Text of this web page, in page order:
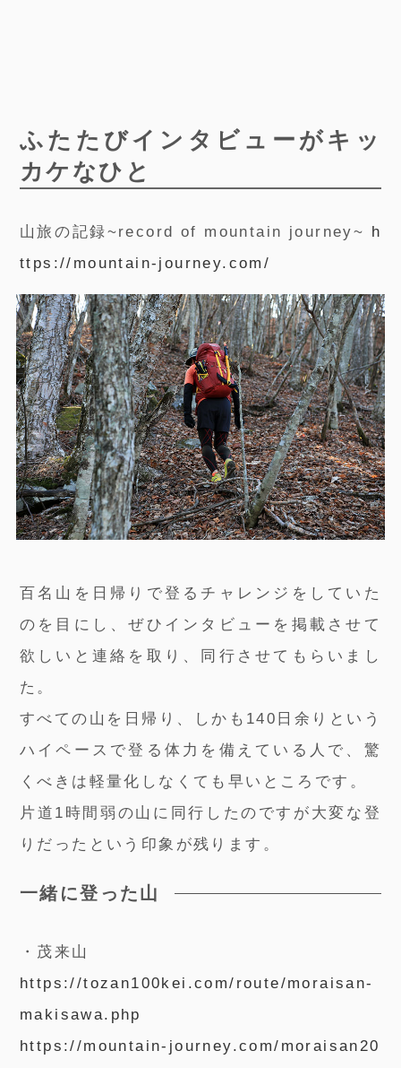
ふたたびインタビューがキッ
カケなひと
山旅の記録~record of mountain journey~ h
ttps://mountain-journey.com/
百名山を日帰りで登るチャレンジをしていた
のを目にし、ぜひインタビューを掲載させて
欲しいと連絡を取り、同行させてもらいまし
た。
すべての山を日帰り、しかも140日余りという
ハイペースで登る体力を備えている人で、驚
くべきは軽量化しなくても早いところです。
片道1時間弱の山に同行したのですが大変な登
りだったという印象が残ります。
一緒に登った山
・茂来山
https://tozan100kei.com/route/moraisan-
makisawa.php
https://mountain-journey.com/moraisan20